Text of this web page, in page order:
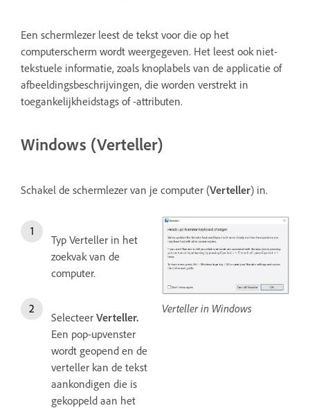
Een schermlezer leest de tekst voor die op het
computerscherm wordt weergegeven. Het leest ook niet-
tekstuele informatie, zoals knoplabels van de applicatie of
afbeeldingsbeschrijvingen, die worden verstrekt in
toegankelijkheidstags of -attributen.
Windows (Verteller)
Schakel de schermlezer van je computer (Verteller) in.
Typ Verteller in het
zoekvak van de
computer.
Selecteer Verteller.
Een pop-upvenster
wordt geopend en de
verteller kan de tekst
aankondigen die is
gekoppeld aan het
Verteller in Windows